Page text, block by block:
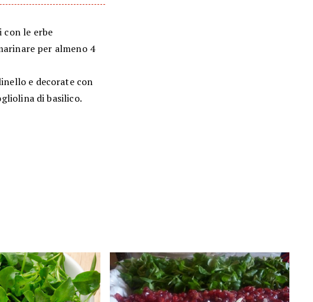
le erbe
per almeno 4
e decorate con
di basilico.